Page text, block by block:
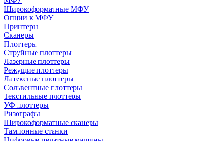
Широкоформатные МФУ
Опции к МФУ
Принтеры
Сканеры
Плоттеры
Струйные плоттеры
Лазерные плоттеры
Режущие плоттеры
Латексные плоттеры
Сольвентные плоттеры
Текстильные плоттеры
УФ плоттеры
Ризографы
Широкоформатные сканеры
Тампонные станки